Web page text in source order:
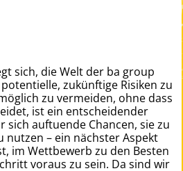
sich, die Welt der ba group
zukünftige Risiken zu
zu vermeiden, ohne dass
ist ein entscheidender
sich auftuende Chancen, sie zu
– ein nächster Aspekt
im Wettbewerb zu den Besten
voraus zu sein. Da sind wir